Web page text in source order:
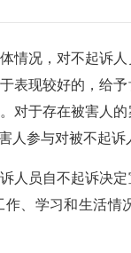
情况，对不起诉
表现较好的，给
对于存在被害人
人参与对被不起诉
人员自不起诉决
、学习和生活情